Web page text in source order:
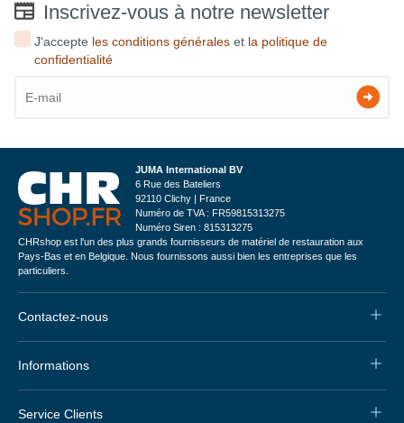
Inscrivez-vous à notre newsletter
J'accepte les conditions générales et la politique de
confidentialité
JUMA International BV
6 Rue des Bateliers
92110 Clichy | France
Numéro de TVA : FR59815313275
Numéro Siren : 815313275
CHRshop est l'un des plus grands fournisseurs de matériel de restauration aux
Pays-Bas et en Belgique. Nous fournissons aussi bien les entreprises que les
particuliers.
Contactez-nous
Informations
Service Clients